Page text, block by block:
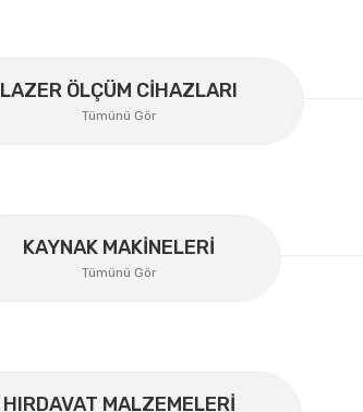
Gönder
LAZER ÖLÇÜM CİHAZLARI
Tümünü Gör
KAYNAK MAKİNELERİ
Tümünü Gör
HIRDAVAT MALZEMELERİ